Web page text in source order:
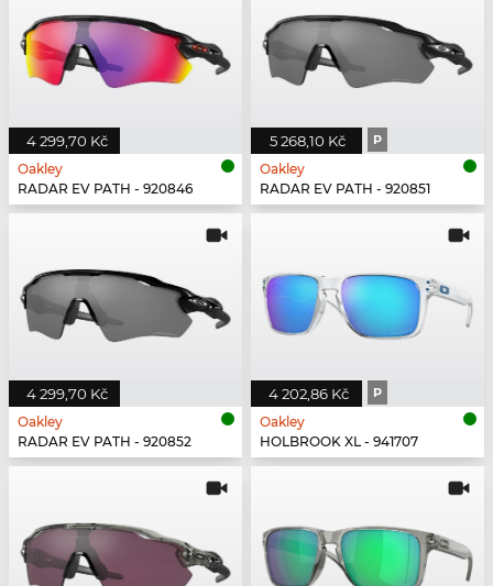
4 299,70 Kč
Oakley
RADAR EV PATH - 920846
5 268,10 Kč P
Oakley
RADAR EV PATH - 920851
4 299,70 Kč
Oakley
RADAR EV PATH - 920852
4 202,86 Kč P
Oakley
HOLBROOK XL - 941707